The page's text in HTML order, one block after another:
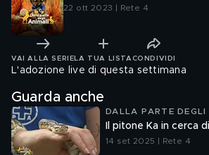
22 ott 2023 | Rete 4
VAI ALLA SERIE LA TUA LISTA CONDIVIDI
L'adozione live di questa settimana
Guarda anche
DALLA PARTE DEGLI
Il pitone Ka in cerca
14 set 2025 | Rete 4